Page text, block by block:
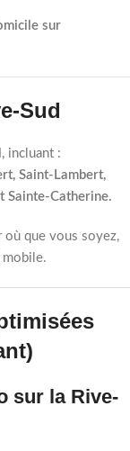
sur
Sud
, incluant :
Saint-Lambert,
Sainte-Catherine.
où que vous soyez,
sur la Rive-